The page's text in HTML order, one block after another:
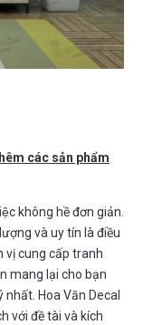
các sản phẩm
không hề đơn giản.
và uy tín là điều
vị cung cấp tranh
mang lại cho bạn
Hoa Văn Decal
với đề tài và kích